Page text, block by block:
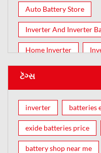
Auto Battery Store
Inverter And Inverter
Home Inverter
ટૅગ્સ
inverter batteries
exide batteries price
battery shop near me